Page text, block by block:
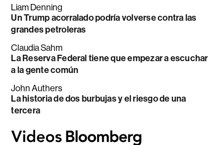
Liam Denning
Un Trump acorralado podría volverse contra las
grandes petroleras
Claudia Sahm
La Reserva Federal tiene que empezar a escuchar
a la gente común
John Authers
La historia de dos burbujas y el riesgo de una
tercera